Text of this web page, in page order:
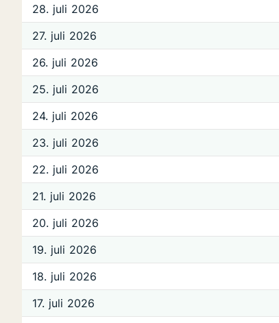
28. juli 2026
27. juli 2026
26. juli 2026
25. juli 2026
24. juli 2026
23. juli 2026
22. juli 2026
21. juli 2026
20. juli 2026
19. juli 2026
18. juli 2026
17. juli 2026